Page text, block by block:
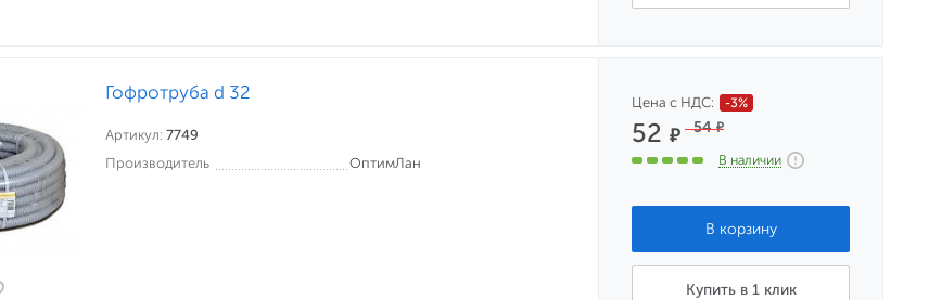
Гофротруба d 32
Артикул: 7749
Производитель
ОптимЛан
Цена с НДС: -3%
52₽ 54₽
В наличии
Купить в 1 клик